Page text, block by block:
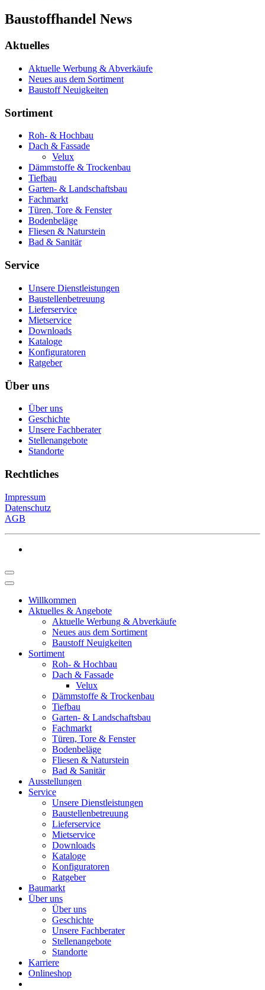
Baustoffhandel News
Aktuelles
Aktuelle Werbung & Abverkäufe
Neues aus dem Sortiment
Baustoff Neuigkeiten
Sortiment
Roh- & Hochbau
Dach & Fassade
Velux
Dämmstoffe & Trockenbau
Tiefbau
Garten- & Landschaftsbau
Fachmarkt
Türen, Tore & Fenster
Bodenbeläge
Fliesen & Naturstein
Bad & Sanitär
Service
Unsere Dienstleistungen
Baustellenbetreuung
Lieferservice
Mietservice
Downloads
Kataloge
Konfiguratoren
Ratgeber
Über uns
Über uns
Geschichte
Unsere Fachberater
Stellenangebote
Standorte
Rechtliches
Impressum
Datenschutz
AGB
Willkommen
Aktuelles & Angebote
Aktuelle Werbung & Abverkäufe
Neues aus dem Sortiment
Baustoff Neuigkeiten
Sortiment
Roh- & Hochbau
Dach & Fassade
Velux
Dämmstoffe & Trockenbau
Tiefbau
Garten- & Landschaftsbau
Fachmarkt
Türen, Tore & Fenster
Bodenbeläge
Fliesen & Naturstein
Bad & Sanitär
Ausstellungen
Service
Unsere Dienstleistungen
Baustellenbetreuung
Lieferservice
Mietservice
Downloads
Kataloge
Konfiguratoren
Ratgeber
Baumarkt
Über uns
Über uns
Geschichte
Unsere Fachberater
Stellenangebote
Standorte
Karriere
Onlineshop